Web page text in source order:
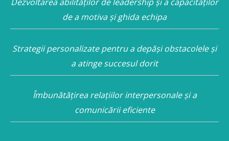
de a motiva și ghida echipa
Strategii personalizate pentru a depăși obstacolele și
a atinge succesul dorit
Îmbunătățirea relațiilor interpersonale și a
comunicării eficiente